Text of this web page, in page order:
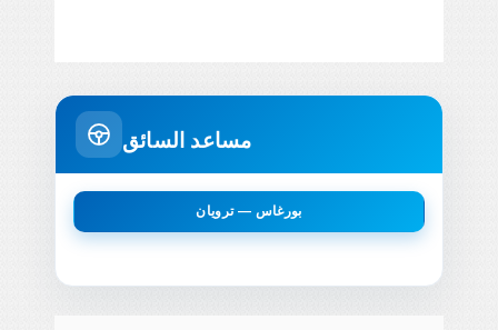
مساعد السائق
بورغاس — ترويان